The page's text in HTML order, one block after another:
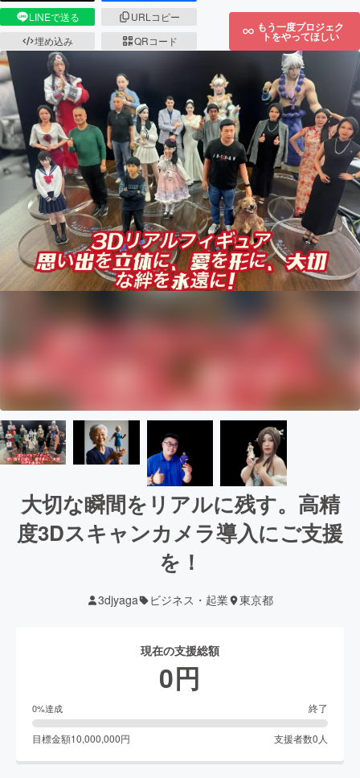
LINEで送る
URLコピー
埋め込み
QRコード
もう一度プロジェク
トをやってほしい
大切な瞬間をリアルに残す。高精
度3Dスキャンカメラ導入にご支援
を！
3djyaga ビジネス・起業 東京都
現在の支援総額
0円
0%達成 終了
目標金額10,000,000円 支援者数0 人